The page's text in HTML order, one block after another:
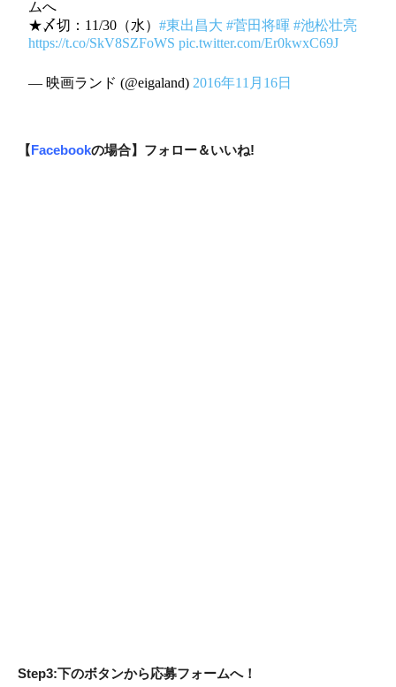
ムへ
★〆切：11/30（水）#東出昌大 #菅田将暉 #池松壮亮
https://t.co/SkV8SZFoWS pic.twitter.com/Er0kwxC69J
— 映画ランド (@eigaland)2016年11月16日
【 Facebookの場合】フォロー＆いいね!
Step3:下のボタンから応募フォームへ！